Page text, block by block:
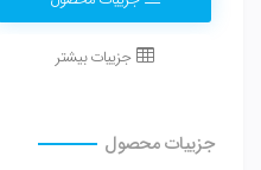
جزییات بیشتر
جزییات محصول